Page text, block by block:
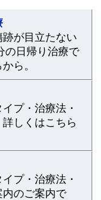
が目立たない
の日帰り治療で
ら。
プ・治療法・
しくはこちら
プ・治療法・
のご案内で